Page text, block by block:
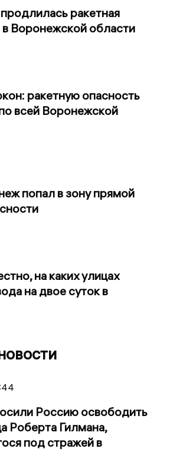
ракетная
в Воронежской области
ракетную опасность
всей Воронежской
попал в зону прямой
на каких улицах
на двое суток в
Россию освободить
Роберта Гилмана,
под стражей в